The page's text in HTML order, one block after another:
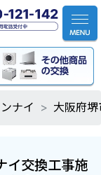
ナイ 大阪府
イ交換工事施